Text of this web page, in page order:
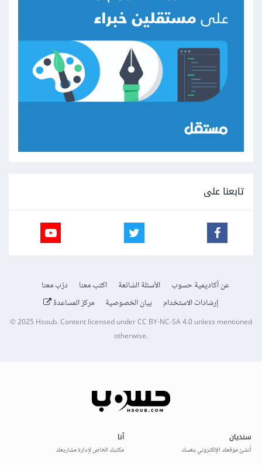
تابعنا على
عن أكاديمية حسوب الأسئلة الشائعة اكتب معنا
درّب معنا
إرشادات الاستخدام
بيان الخصوصية مركز المساعدة
© 2025Hsoub.Content licensed underCC BY-NC-SA 4.0unless mentioned
otherwise.